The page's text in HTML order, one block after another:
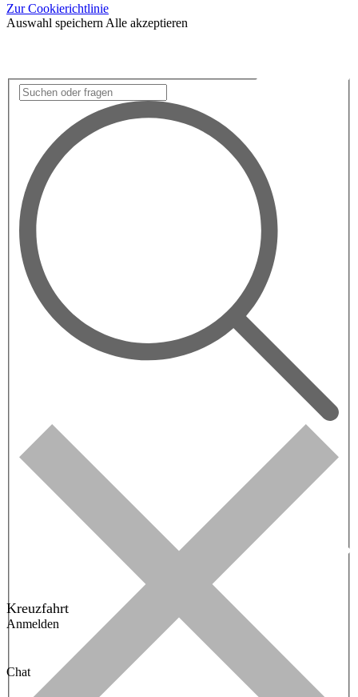
Zur Cookierichtlinie
Auswahl speichern Alle akzeptieren
Kreuzfahrt
Anmelden
Chat